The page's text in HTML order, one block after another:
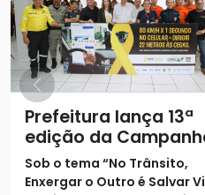
Prefeitura lança 13ª
edição da
Maio Amarelo com
na empatia no
Sob o tema “No Trânsito,
Enxergar o Outro é Salvar